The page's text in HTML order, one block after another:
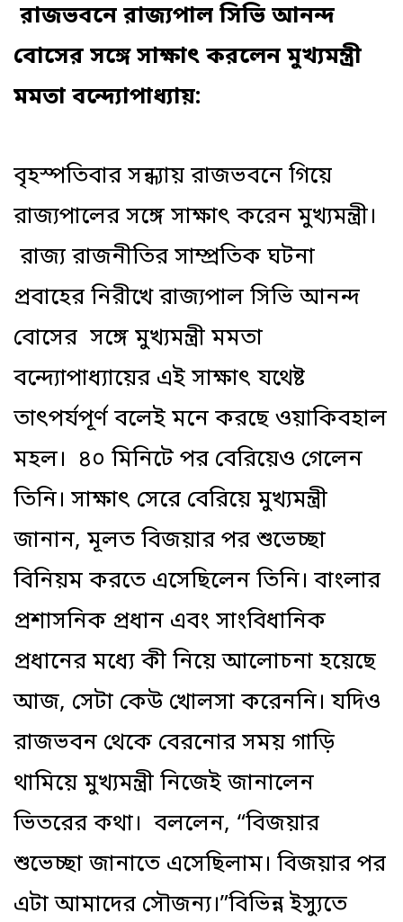
রাজভবনে রাজ্যপাল সিভি আনন্দ
বোসের সঙ্গে সাক্ষাৎ করলেন মুখ্যমন্ত্রী
মমতা বন্দ্যোপাধ্যায়:
বৃহস্পতিবার সন্ধ্যায় রাজভবনে গিয়ে
রাজ্যপালের সঙ্গে সাক্ষাৎ করেন মুখ্যমন্ত্রী।
রাজ্য রাজনীতির সাম্প্রতিক ঘটনা
প্রবাহের নিরীখে রাজ্যপাল সিভি আনন্দ
বোসের সঙ্গে মুখ্যমন্ত্রী মমতা
বন্দ্যোপাধ্যায়ের এই সাক্ষাৎ যথেষ্ট
তাৎপর্যপূর্ণ বলেই মনে করছে ওয়াকিবহাল
মহল। ৪০ মিনিটে পর বেরিয়েও গেলেন
তিনি। সাক্ষাৎ সেরে বেরিয়ে মুখ্যমন্ত্রী
জানান, মূলত বিজয়ার পর শুভেচ্ছা
বিনিয়ম করতে এসেছিলেন তিনি। বাংলার
প্রশাসনিক প্রধান এবং সাংবিধানিক
প্রধানের মধ্যে কী নিয়ে আলোচনা হয়েছে
আজ, সেটা কেউ খোলসা করেননি। যদিও
রাজভবন থেকে বেরনোর সময় গাড়ি
থামিয়ে মুখ্যমন্ত্রী নিজেই জানালেন
ভিতরের কথা। বললেন, “বিজয়ার
শুভেচ্ছা জানাতে এসেছিলাম। বিজয়ার পর
এটা আমাদের সৌজন্য।”বিভিন্ন ইস্যুতে